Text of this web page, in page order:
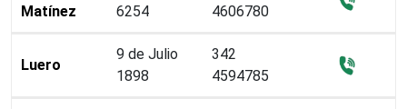
Matínez
6254
4606780
Luero
9 de Julio
1898
342
4594785